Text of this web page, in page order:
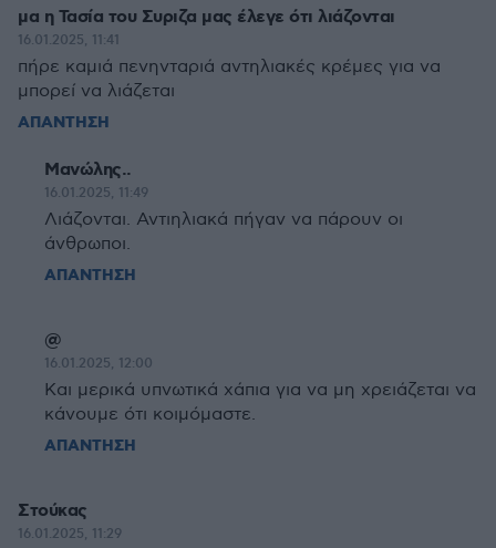
μα η Τασία του Συριζα μας έλεγε ότι λιάζονται
16.01.2025, 11:41
πήρε καμιά πενηνταριά αντηλιακές κρέμες για να
μπορεί να λιάζεται
ΑΠΑΝΤΗΣΗ
Μανώλης..
16.01.2025, 11:49
Λιάζονται. Αντιηλιακά πήγαν να πάρουν οι
άνθρωποι.
ΑΠΑΝΤΗΣΗ
@
16.01.2025, 12:00
Και μερικά υπνωτικά χάπια για να μη χρειάζεται να
κάνουμε ότι κοιμόμαστε.
ΑΠΑΝΤΗΣΗ
Στούκας
16.01.2025, 11:29